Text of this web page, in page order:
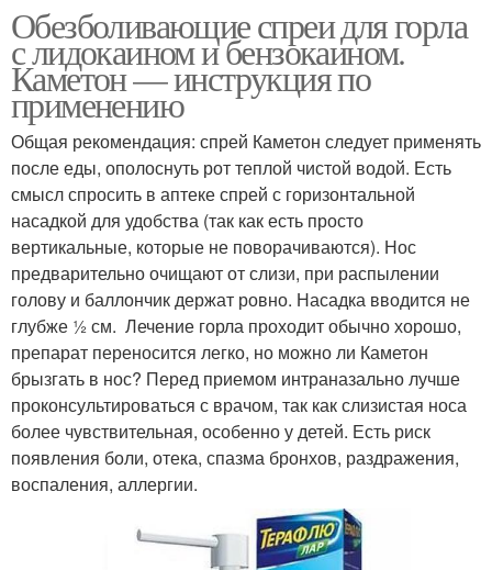
Обезболивающие спреи для горла
с лидокаином и бензокаином.
Каметон — инструкция по
применению
Общая рекомендация: спрей Каметон следует применять
после еды, ополоснуть рот теплой чистой водой. Есть
смысл спросить в аптеке спрей с горизонтальной
насадкой для удобства (так как есть просто
вертикальные, которые не поворачиваются). Нос
предварительно очищают от слизи, при распылении
голову и баллончик держат ровно. Насадка вводится не
глубже ½ см. Лечение горла проходит обычно хорошо,
препарат переносится легко, но можно ли Каметон
брызгать в нос? Перед приемом интраназально лучше
проконсультироваться с врачом, так как слизистая носа
более чувствительная, особенно у детей. Есть риск
появления боли, отека, спазма бронхов, раздражения,
воспаления, аллергии.